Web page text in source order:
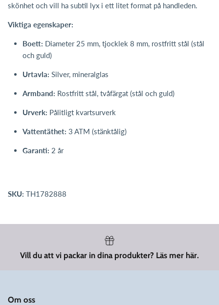
skönhet och vill ha subtil lyx i ett litet format på handleden.
Viktiga egenskaper:
Boett: Diameter 25 mm, tjocklek 8 mm, rostfritt stål (stål
och guld)
Urtavla: Silver, mineralglas
Armband: Rostfritt stål, tvåfärgat (stål och guld)
Urverk: Pålitligt kvartsurverk
Vattentäthet: 3 ATM (stänktålig)
Garanti: 2 år
SKU: TH1782888
Vill du att vi packar in dina produkter? Läs mer här.
Om oss